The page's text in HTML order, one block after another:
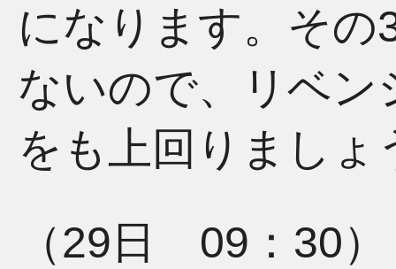
になります。そ
ないので、リベ
をも上回りましょ
（29日 09：30）